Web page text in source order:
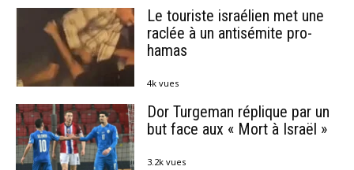
Le touriste israélien met une
raclée à un antisémite pro-
hamas
4k vues
Dor Turgeman réplique par un
but face aux « Mort à Israël »
3.2k vues